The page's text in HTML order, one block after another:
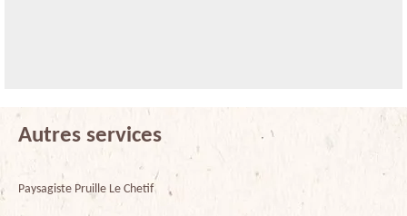
Autres services
Paysagiste Pruille Le Chetif